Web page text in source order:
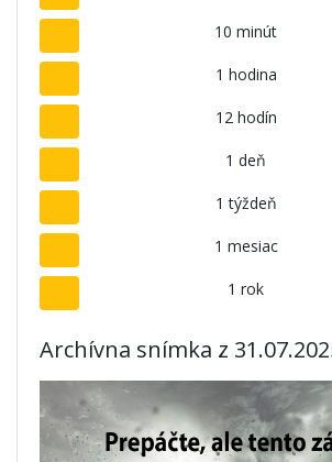
10 minút
1 hodina
12 hodín
1 deň
1 týždeň
1 mesiac
1 rok
Archívna snímka z